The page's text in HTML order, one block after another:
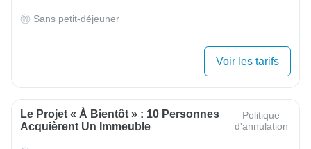
Sans petit-déjeuner
Voir les tarifs
Le Projet « À Bientôt » : 10 Personnes
Acquièrent Un Immeuble
Politique
d'annulation